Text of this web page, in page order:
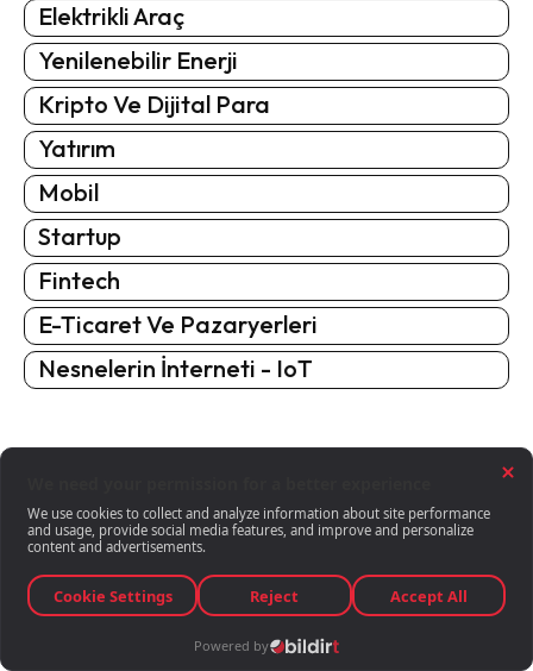
Elektrikli Araç
Yenilenebilir Enerji
Kripto Ve Dijital Para
Yatırım
Mobil
Startup
Fintech
E-Ticaret Ve Pazaryerleri
Nesnelerin İnterneti - IoT
CEVAP VER